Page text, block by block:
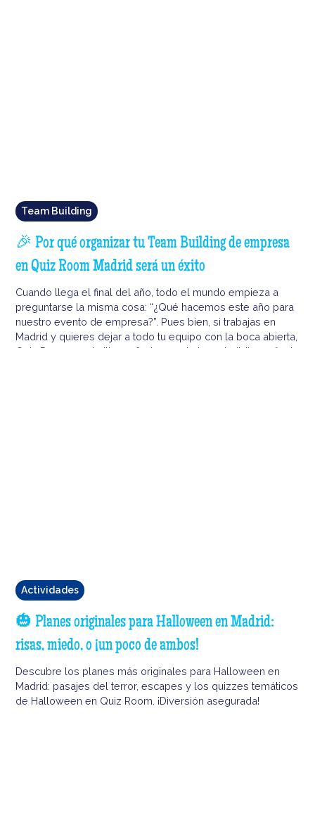
Team Building
🎉 Por qué organizar tu Team Building de empresa
en Quiz Room Madrid será un éxito
Cuando llega el final del año, todo el mundo empieza a
preguntarse la misma cosa: “¿Qué hacemos este año para
nuestro evento de empresa?”. Pues bien, si trabajas en
Madrid y quieres dejar a todo tu equipo con la boca abierta,
Quiz Room es el sitio perfecto para tu team building o fiesta
Actividades
🎃 Planes originales para Halloween en Madrid:
risas, miedo, o ¡un poco de ambos!
Descubre los planes más originales para Halloween en
Madrid: pasajes del terror, escapes y los quizzes temáticos
de Halloween en Quiz Room. ¡Diversión asegurada!